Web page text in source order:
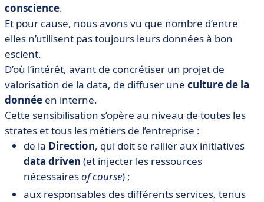
conscience.
Et pour cause, nous avons vu que nombre d’entre
elles n’utilisent pas toujours leurs données à bon
escient.
D’où l’intérêt, avant de concrétiser un projet de
valorisation de la data, de diffuser une culture de la
donnée en interne.
Cette sensibilisation s’opère au niveau de toutes les
strates et tous les métiers de l’entreprise :
de la Direction, qui doit se rallier aux initiatives
data driven (et injecter les ressources
nécessairesof course) ;
aux responsables des différents services, tenus